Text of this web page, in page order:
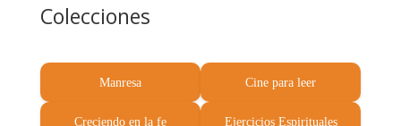
Colecciones
Manresa Cine para leer
Creciendo en la fe Ejercicios Espirituales